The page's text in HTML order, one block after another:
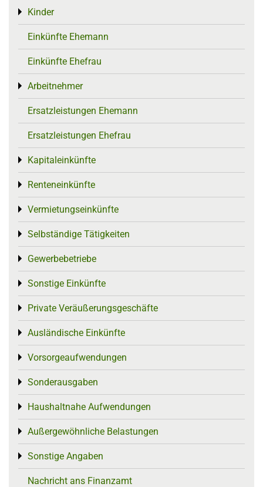
Kinder
Toggle menu
Einkünfte Ehemann
Einkünfte Ehefrau
Arbeitnehmer
Toggle menu
Ersatzleistungen Ehemann
Ersatzleistungen Ehefrau
Kapitaleinkünfte
Toggle menu
Renteneinkünfte
Toggle menu
Vermietungseinkünfte
Toggle menu
Selbständige Tätigkeiten
Toggle menu
Gewerbebetriebe
Toggle menu
Sonstige Einkünfte
Toggle menu
Private Veräußerungsgeschäfte
Toggle menu
Ausländische Einkünfte
Toggle menu
Vorsorgeaufwendungen
Toggle menu
Sonderausgaben
Toggle menu
Haushaltnahe Aufwendungen
Toggle menu
Außergewöhnliche Belastungen
Toggle menu
Sonstige Angaben
Toggle menu
Nachricht ans Finanzamt